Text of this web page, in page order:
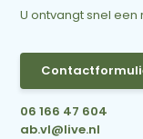
U ontvangt snel een
06 166 47 604
ab.vl@live.nl